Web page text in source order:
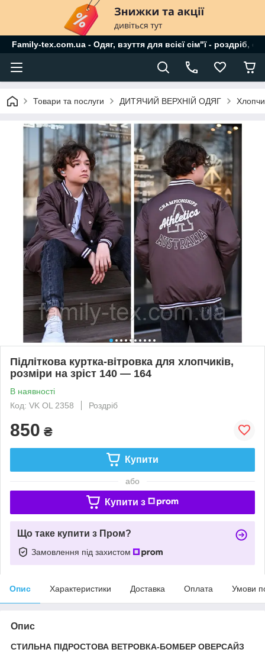
Family-tex.com.ua - Одяг, взуття для всієї сім"ї - роздріб,
Товари та послуги ДИТЯЧИЙ ВЕРХНІЙ ОДЯГ
Підліткова куртка-вітровка для хлопчиків,
розміри на зріст 140 — 164
В наявності
Код: VK OL 2358
Роздріб
850 ₴
Купити
або
Купити з
Що таке купити з Пром?
Замовлення під захистом
Опис Характеристики Доставка Оплата Умови
Опис
СТИЛЬНА ПІДРОСТОВА ВЕТРОВКА-БОМБЕР ОВЕРСАЙЗ